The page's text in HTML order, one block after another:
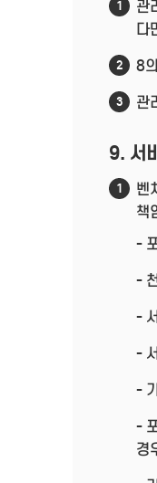
1
관
다
2 8
3 관
9. 서
1
벤
책
-
-
-
-
-
-
경